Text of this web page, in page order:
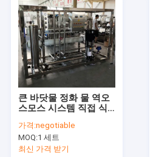
큰 바닷물 정화 물 역오
스모스 시스템 직접 식
가격:negotiable
MOQ:1 세트
최신 가격 받기